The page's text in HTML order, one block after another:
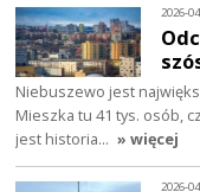
2026-
Niebuszewo jest
Mieszka tu 41 tys. osób,
jest historia… » więcej
2026-